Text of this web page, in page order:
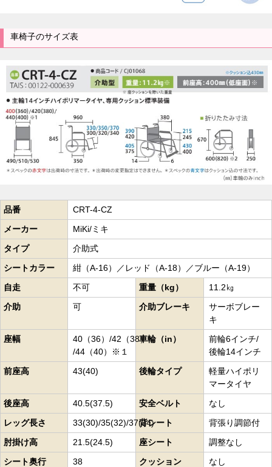
車椅子のサイズ表
品番
CRT-4-CZ
メーカー
MiKi/ミキ
タイプ
介助式
シートカラー
紺（A-16）／レッド（A-18）／ブルー（A-19）
自走
不可 重量（kg）
11.2㎏
介助
可 介助ブレーキ
サーボブレー
キ
座幅
40（36）/42（38）
/44（40）※１
車輪（in）
前輪6インチ/
後輪14インチ
前座高
43(40) 後輪タイプ
軽量ハイポリ
マータイヤ
後座高
40.5(37.5) 安全ベルト
なし
レッグ長さ
33(30)/35(32)/37(34)背シート
背張り調節付
肘掛け高
21.5(24.5) 座シート
調整なし
シート奥行
38 クッション
なし